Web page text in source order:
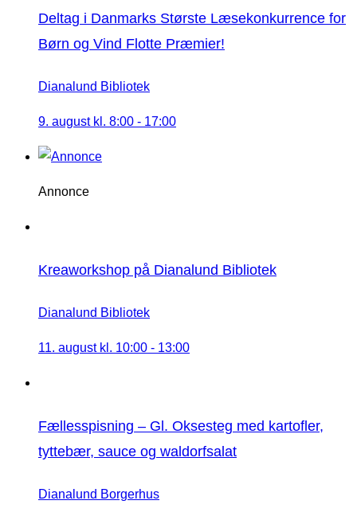
Deltag i Danmarks Største Læsekonkurrence for
Børn og Vind Flotte Præmier!
Dianalund Bibliotek
9. august kl. 8:00 - 17:00
Annonce
Kreaworkshop på Dianalund Bibliotek
Dianalund Bibliotek
11. august kl. 10:00 - 13:00
Fællesspisning – Gl. Oksesteg med kartofler,
tyttebær, sauce og waldorfsalat
Dianalund Borgerhus